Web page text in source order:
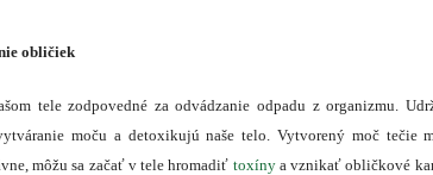
obličiek
tele zodpovedné za odvádzanie odpadu z organizmu.
moču a detoxikujú naše telo. Vytvorený moč tečie
môžu sa začať v tele hromadiť toxínya vznikať obličkové